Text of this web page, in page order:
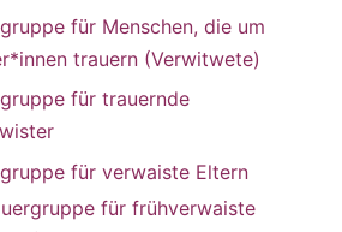
für Menschen, die um
trauern (Verwitwete)
für trauernde
für verwaiste Eltern
für frühverwaiste